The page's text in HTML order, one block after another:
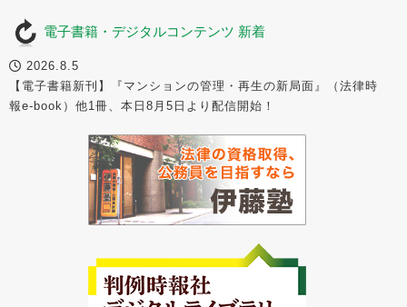
電子書籍・デジタルコンテンツ 新着
2026.8.5
【電子書籍新刊】『マンションの管理・再生の新局面』（法律時
報e-book）他1冊、本日8月5日より配信開始！